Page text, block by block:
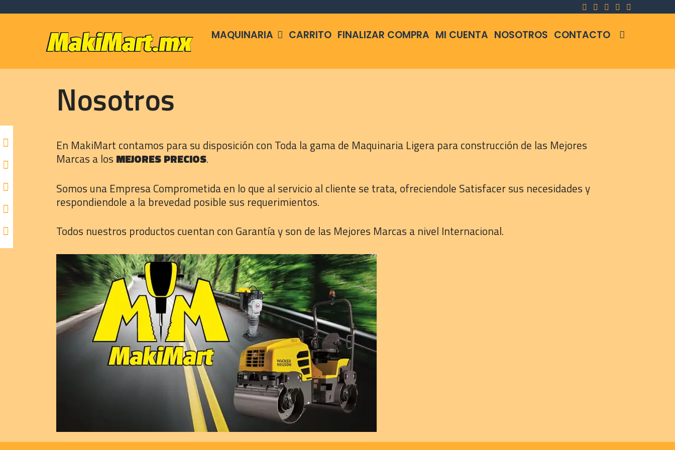
MAQUINARIA CARRITO FINALIZAR COMPRA MI CUENTA NOSOTROS CONTACTO
Nosotros
En MakiMart contamos para su disposición con Toda la gama de Maquinaria Ligera para construcción de las Mejores
Marcas a los MEJORES PRECIOS.
Somos una Empresa Comprometida en lo que al servicio al cliente se trata, ofreciendole Satisfacer sus necesidades y
respondiendole a la brevedad posible sus requerimientos.
Todos nuestros productos cuentan con Garantía y son de las Mejores Marcas a nivel Internacional.